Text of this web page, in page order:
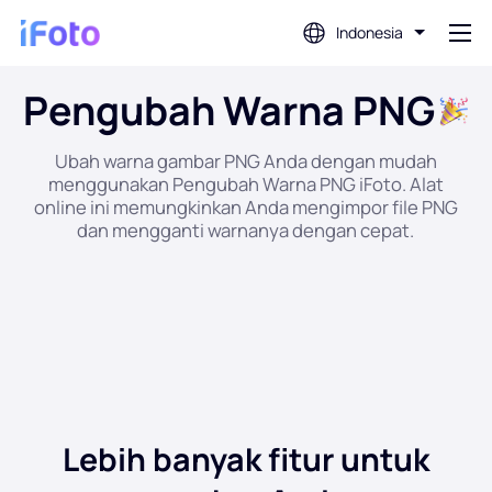
Indonesia
Gabung
Editor Foto AI
Pengubah Warna PNG
Ubah warna gambar PNG Anda dengan mudah
menggunakan Pengubah Warna PNG iFoto. Alat
online ini memungkinkan Anda mengimpor file PNG
dan mengganti warnanya dengan cepat.
Lebih banyak fitur untuk